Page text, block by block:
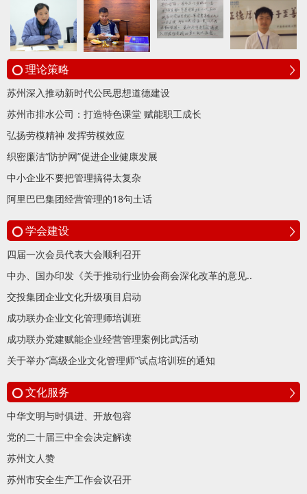
理论策略
苏州深入推动新时代公民思想道德建设
苏州市排水公司：打造特色课堂 赋能职工成长
弘扬劳模精神 发挥劳模效应
织密廉洁“防护网”促进企业健康发展
中小企业不要把管理搞得太复杂
阿里巴巴集团经营管理的18句土话
学会建设
四届一次会员代表大会顺利召开
中办、国办印发《关于推动行业协会商会深化改革的意见..
交投集团企业文化升级项目启动
成功联办企业文化管理师培训班
成功联办党建赋能企业经营管理案例比武活动
关于举办“高级企业文化管理师”试点培训班的通知
文化服务
中华文明与时俱进、开放包容
党的二十届三中全会决定解读
苏州文人赞
苏州市安全生产工作会议召开